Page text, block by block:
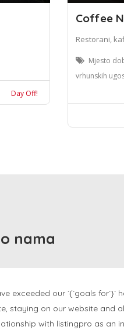
Day Off!
Coffee
Restorani,
Mjesto
vrhunskih
nama
exceeded our `{`goals for`}`
staying on our website and
with listingpro as an